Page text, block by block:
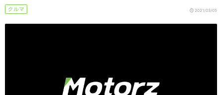
クルマ 2021/03/05